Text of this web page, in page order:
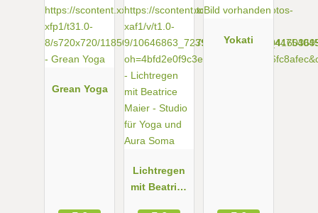
Grean Yoga
Lichtregen
mit Beatrice
Yokati